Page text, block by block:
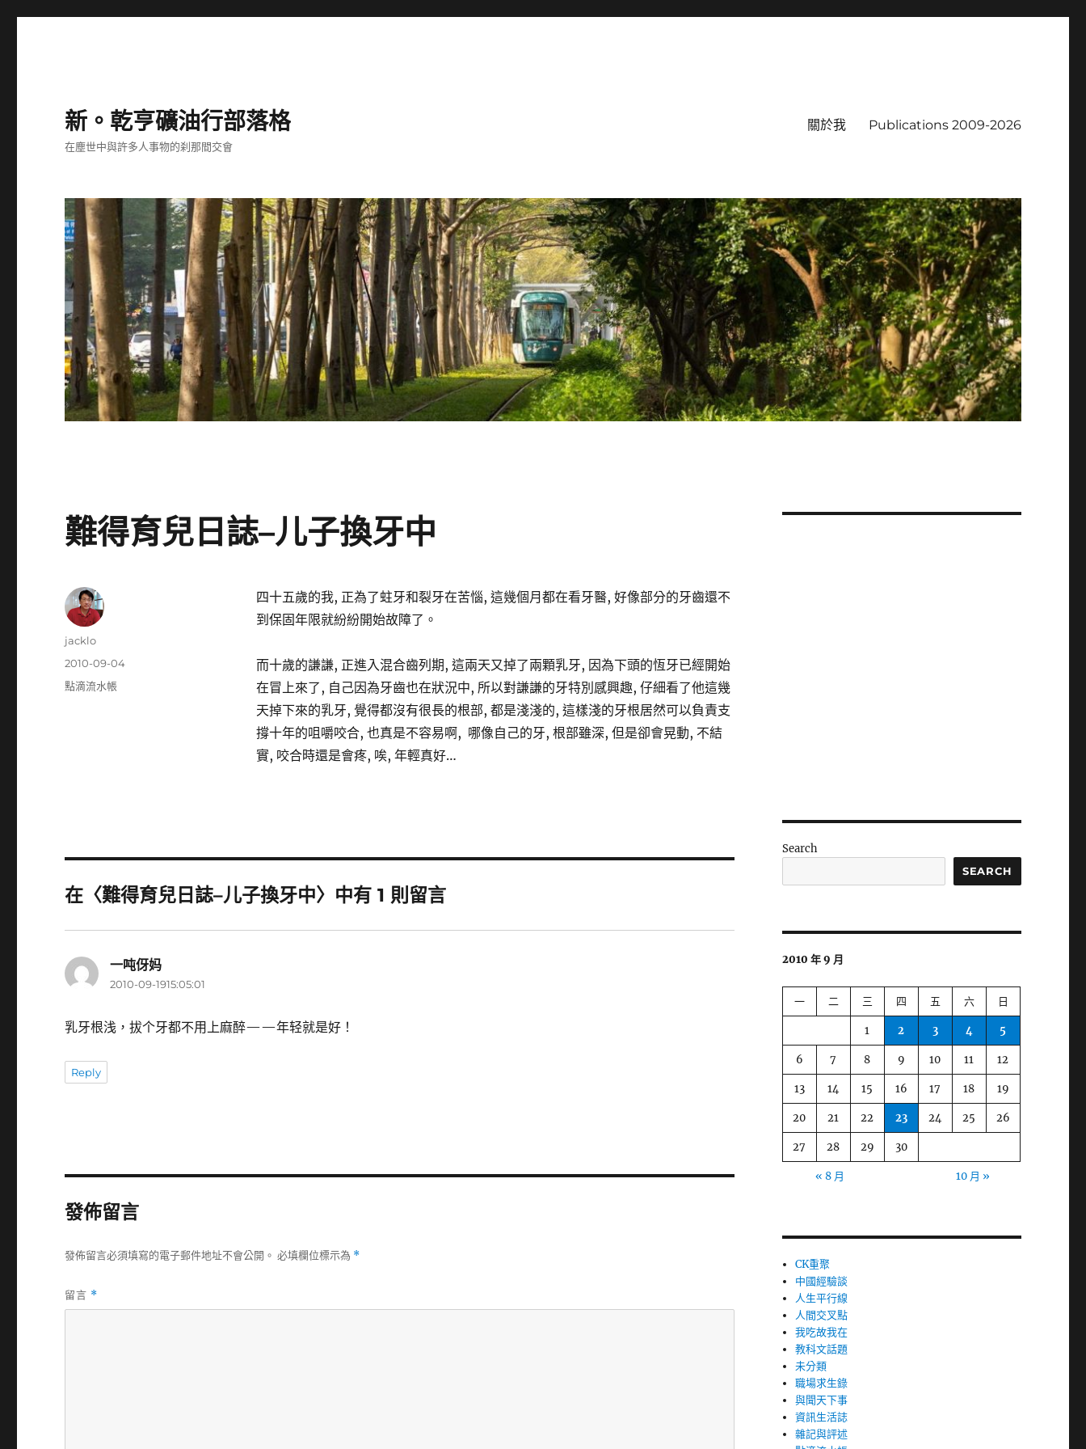
新。乾亨礦油行部落格
在塵世中與許多人事物的刹那間交會
關於我 Publications 2009-2026
難得育兒日誌–儿子換牙中
四十五歲的我, 正為了蛀牙和裂牙在苦惱, 這幾個月都在看牙醫, 好像部分的牙齒還不
到保固年限就紛紛開始故障了。
而十歲的謙謙, 正進入混合齒列期, 這兩天又掉了兩顆乳牙, 因為下頭的恆牙已經開始
在冒上來了, 自己因為牙齒也在狀況中, 所以對謙謙的牙特別感興趣, 仔細看了他這幾
天掉下來的乳牙, 覺得都沒有很長的根部, 都是淺淺的, 這樣淺的牙根居然可以負責支
撐十年的咀嚼咬合, 也真是不容易啊, 哪像自己的牙, 根部雖深, 但是卻會晃動, 不結
實, 咬合時還是會疼, 唉, 年輕真好…
作
jacklo
發
佈
2010-09-04
分
點滴流水帳
在〈難得育兒日誌–儿子換牙中〉中有 1 則留言
一吨伢妈
示:
2010-09-1915:05:01
乳牙根浅，拔个牙都不用上麻醉——年轻就是好！
Reply
發佈留言
發佈留言必須填寫的電子郵件地址不會公開。 必填欄位標示為 *
留言 *
Search
SEARCH
2010 年 9 月
一 二 三 四 五 六 日
1 2 3 4 5
6 7 8 9 10 11 12
13 14 15 16 17 18 19
20 21 22 23 24 25 26
27 28 29 30
« 8 月 10 月 »
CK重聚
中國經驗談
人生平行線
人間交叉點
我吃故我在
教科文話題
未分類
職場求生錄
與聞天下事
資訊生活誌
雜記與評述